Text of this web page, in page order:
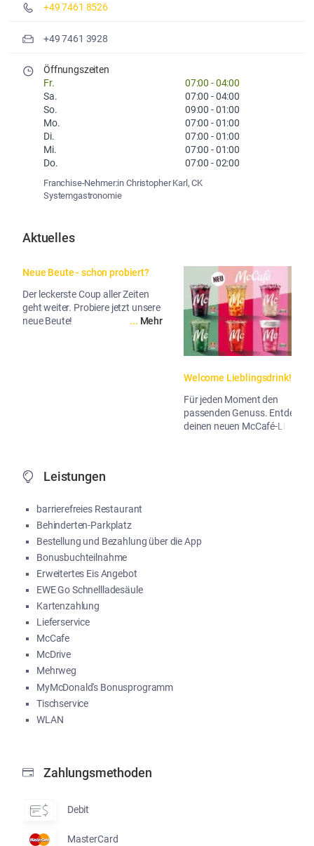
+49 7461 8526
+49 7461 3928
Öffnungszeiten
Fr.
07:00 -04:00
Sa.
07:00 -04:00
So.
09:00 -01:00
Mo.
07:00 -01:00
Di.
07:00 -01:00
Mi.
07:00 -01:00
Do.
07:00 -02:00
Franchise-Nehmer:in Christopher Karl, CK
Systemgastronomie
Aktuelles
Neue Beute - schon probiert?
Der leckerste Coup aller Zeiten
geht weiter. Probiere jetzt unsere
neue Beute!
... Mehr
Welcome Lieblingsdrink!
Für jeden Moment den
passenden Genuss. Entdecke
deinen neuen McCafé-Liebling!
Leistungen
barrierefreies Restaurant
Behinderten-Parkplatz
Bestellung und Bezahlung über die App
Bonusbuchteilnahme
Erweitertes Eis Angebot
EWE Go Schnellladesäule
Kartenzahlung
Lieferservice
McCafe
McDrive
Mehrweg
MyMcDonald's Bonusprogramm
Tischservice
WLAN
Zahlungsmethoden
Debit
MasterCard